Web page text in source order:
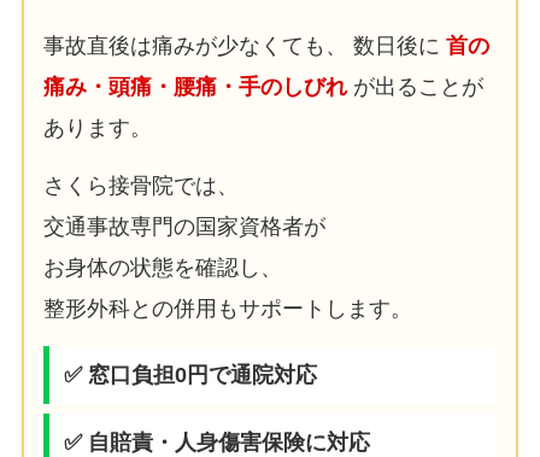
事故直後は痛みが少なくても、 数日後に 首の
痛み・頭痛・腰痛・手のしびれが出ることが
あります。
さくら接骨院では、
交通事故専門の国家資格者が
お身体の状態を確認し、
整形外科との併用もサポートします。
✅ 窓口負担0円で通院対応
✅ 自賠責・人身傷害保険に対応